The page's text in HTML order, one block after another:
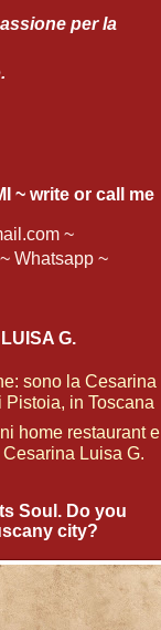
per la
~ write or call me
~
Whatsapp ~
G.
sono la Cesarina
Pistoia, in Toscana
home restaurant e
Luisa G.
Soul. Do you
city?